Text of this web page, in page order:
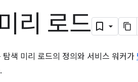
리 로드
탐색 미리 로드의 정의와 서비스 워커가